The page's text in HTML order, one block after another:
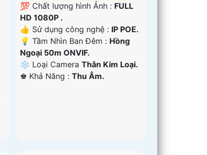
💯 Chất lượng hình Ảnh : FULL
HD 1080P .
👍 Sử dụng công nghệ : IP POE.
💡 Tầm Nhìn Ban Đêm : Hồng
Ngoại 50m ONVIF.
❄ Loại CameraThân Kim Loại.
️♚ Khả Năng :Thu Âm.